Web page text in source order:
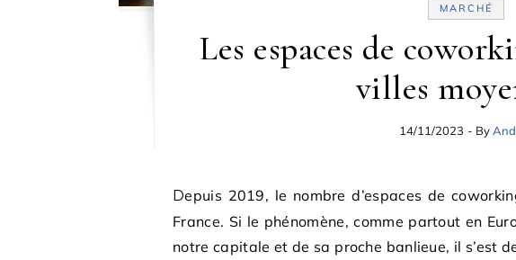
MARCHÉ
Les espaces de
villes
14/11/2023 - By
Depuis 2019, le nombre d’espaces de coworking a augmenté de près de 60% en
France. Si le phénomène, comme partout en
notre capitale et de sa proche banlieue, il s’est